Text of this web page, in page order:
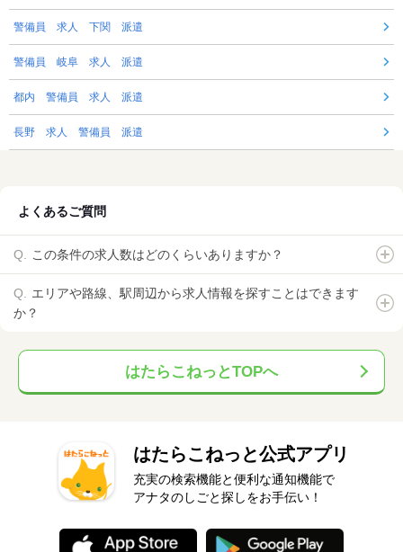
警備員 求人 下関 派遣
警備員 岐阜 求人 派遣
都内 警備員 求人 派遣
長野 求人 警備員 派遣
よくあるご質問
この条件の求人数はどのくらいありますか？
エリアや路線、駅周辺から求人情報を探すことはできます
か？
はたらこねっとTOPへ
はたらこねっと公式アプリ
充実の検索機能と便利な通知機能で
アナタのしごと探しをお手伝い！